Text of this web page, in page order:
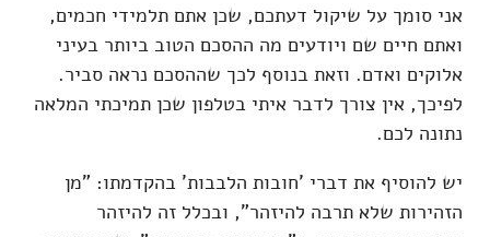
אני סומך על שיקול דעתכם, שכן אתם תלמידי חכמים,
ואתם חיים שם ויודעים מה ההסכם הטוב ביותר בעיני
אלוקים ואדם. וזאת בנוסף לכך שההסכם נראה סביר.
לפיכך, אין צורך לדבר איתי בטלפון שכן תמיכתי המלאה
נתונה לכם.
יש להוסיף את דברי 'חובות הלבבות' בהקדמתו: "מן
הזהירות שלא תרבה להיזהר", ובכלל זה להיזהר